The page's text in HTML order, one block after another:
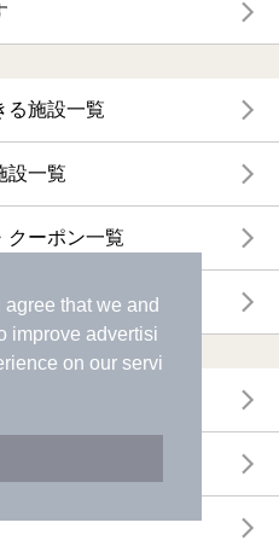
that we and
improve advertisi
on our servi
る施設一覧
設一覧
クーポン一覧
・クーポン一覧